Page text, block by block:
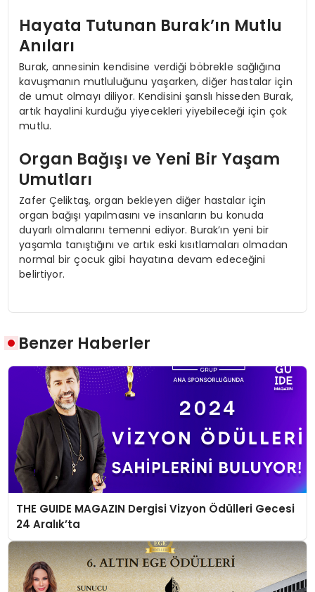
Hayata Tutunan Burak’ın Mutlu
Anıları
Burak, annesinin kendisine verdiği böbrekle sağlığına
kavuşmanın mutluluğunu yaşarken, diğer hastalar için
de umut olmayı diliyor. Kendisini şanslı hisseden Burak,
artık hayalini kurduğu yiyecekleri yiyebileceği için çok
mutlu.
Organ Bağışı ve Yeni Bir Yaşam
Umutları
Zafer Çeliktaş, organ bekleyen diğer hastalar için
organ bağışı yapılmasını ve insanların bu konuda
duyarlı olmalarını temenni ediyor. Burak’ın yeni bir
yaşamla tanıştığını ve artık eski kısıtlamaları olmadan
normal bir çocuk gibi hayatına devam edeceğini
belirtiyor.
Benzer Haberler
THE GUIDE MAGAZIN Dergisi Vizyon Ödülleri Gecesi
24 Aralık’ta